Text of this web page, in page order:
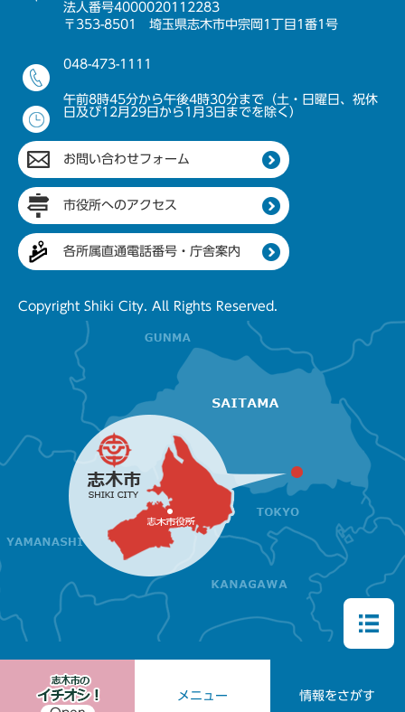
メニュー 情報をさがす
法人番号4000020112283
〒353-8501 埼玉県志木市中宗岡1丁目1番1号
048-473-1111
午前8時45分から午後4時30分まで（土・日曜日、祝休
日及び12月29日から1月3日までを除く）
お問い合わせフォーム
市役所へのアクセス
各所属直通電話番号・庁舎案内
Copyright Shiki City. All Rights Reserved.